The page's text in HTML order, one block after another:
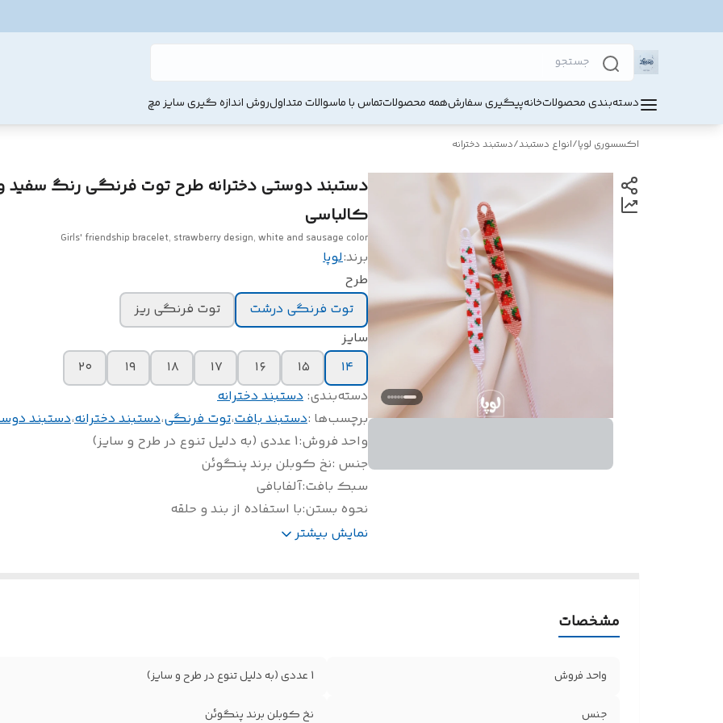
دسته‌بندی محصولاتخانهپیگیری سفارشهمه محصولاتتماس با ماسوالات متداولروش اندازه گیری سایز مچ
اکسسوری لوپا/انواع دستبند/دستبند دخترانه
دستبند دوستی دخترانه طرح توت فرنگی رنگ سفید
کالباسی
Girls' friendship bracelet, strawberry design, white and sausage color
برند:لوپا
طرح
توت فرنگی درشت
توت فرنگی ریز
سایز
۱۴
۱۵ ۱۶ ۱۷ ۱۸ ۱۹
۲۰
دسته‌بندی: دستبند دخترانه
برچسب‌ها :دستبند بافت،توت فرنگی،دستبند دخترانه،دستبند
واحد فروش:1 عددی (به دلیل تنوع در طرح و سایز)
جنس :نخ کوبلن برند پنگوئن
سبک بافت:آلفابافی
نحوه بستن:با استفاده از بند و حلقه
قابل شست و شو با
نمایش بیشتر
مشخصات
واحد فروش 1 عددی (به دلیل تنوع در طرح و سایز)
جنس نخ کوبلن برند پنگوئن